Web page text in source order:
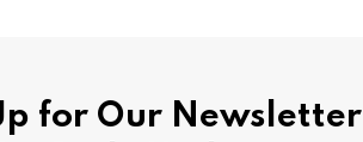
for Our Newsletter